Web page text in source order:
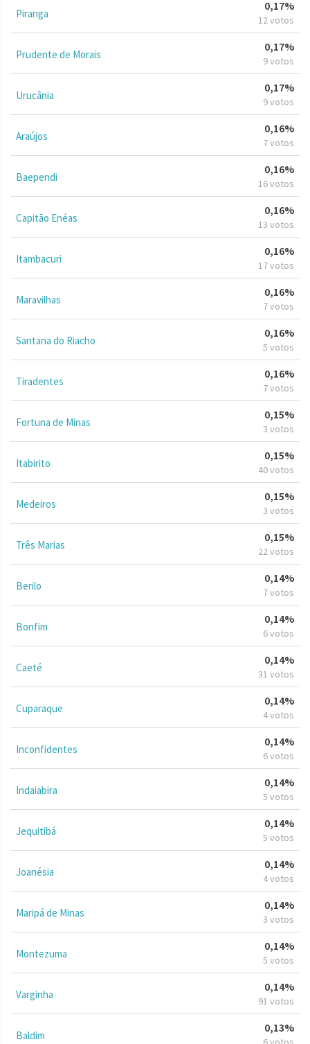
Piranga
0,17%
12 votos
Prudente de Morais
0,17%
9 votos
Urucânia
0,17%
9 votos
Araújos
0,16%
7 votos
Baependi
0,16%
16 votos
Capitão Enéas
0,16%
13 votos
Itambacuri
0,16%
17 votos
Maravilhas
0,16%
7 votos
Santana do Riacho
0,16%
5 votos
Tiradentes
0,16%
7 votos
Fortuna de Minas
0,15%
3 votos
Itabirito
0,15%
40 votos
Medeiros
0,15%
3 votos
Três Marias
0,15%
22 votos
Berilo
0,14%
7 votos
Bonfim
0,14%
6 votos
Caeté
0,14%
31 votos
Cuparaque
0,14%
4 votos
Inconfidentes
0,14%
6 votos
Indaiabira
0,14%
5 votos
Jequitibá
0,14%
5 votos
Joanésia
0,14%
4 votos
Maripá de Minas
0,14%
3 votos
Montezuma
0,14%
5 votos
Varginha
0,14%
91 votos
Baldim
0,13%